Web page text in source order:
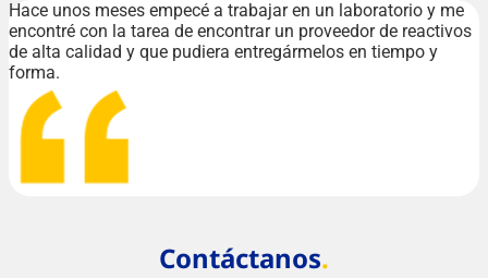
Hace unos meses empecé a trabajar en un laboratorio y me
encontré con la tarea de encontrar un proveedor de reactivos
de alta calidad y que pudiera entregármelos en tiempo y
forma.
Contáctanos.